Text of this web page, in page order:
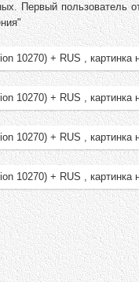
Первый пользователь